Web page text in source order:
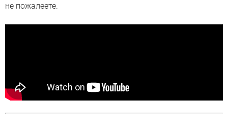
не пожалеете.